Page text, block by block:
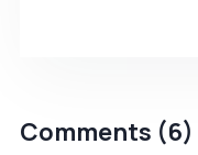
Comments (6)